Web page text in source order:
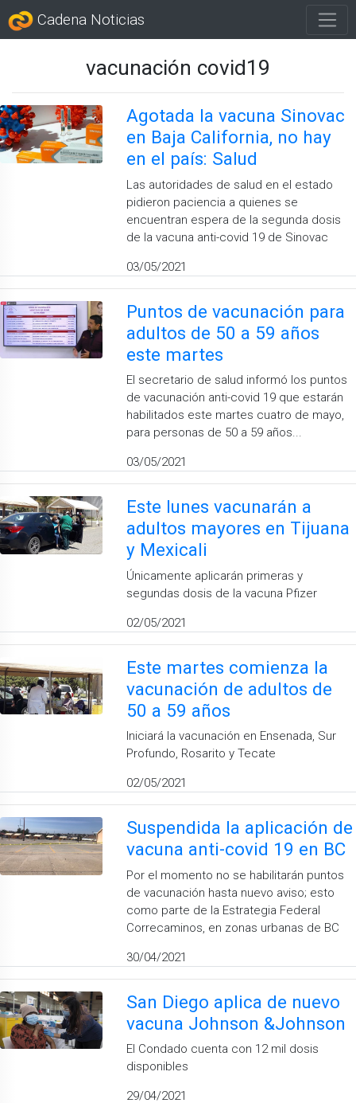
Cadena Noticias
vacunación covid19
Agotada la vacuna Sinovac
en Baja California, no hay
en el país: Salud
Las autoridades de salud en el estado
pidieron paciencia a quienes se
encuentran espera de la segunda dosis
de la vacuna anti-covid 19 de Sinovac
03/05/2021
Puntos de vacunación para
adultos de 50 a 59 años
este martes
El secretario de salud informó los puntos
de vacunación anti-covid 19 que estarán
habilitados este martes cuatro de mayo,
para personas de 50 a 59 años...
03/05/2021
Este lunes vacunarán a
adultos mayores en Tijuana
y Mexicali
Únicamente aplicarán primeras y
segundas dosis de la vacuna Pfizer
02/05/2021
Este martes comienza la
vacunación de adultos de
50 a 59 años
Iniciará la vacunación en Ensenada, Sur
Profundo, Rosarito y Tecate
02/05/2021
Suspendida la aplicación de
vacuna anti-covid 19 en BC
Por el momento no se habilitarán puntos
de vacunación hasta nuevo aviso; esto
como parte de la Estrategia Federal
Correcaminos, en zonas urbanas de BC
30/04/2021
San Diego aplica de nuevo
vacuna Johnson &Johnson
El Condado cuenta con 12 mil dosis
disponibles
29/04/2021